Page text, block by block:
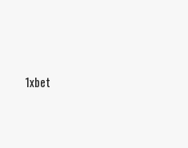
1xbet